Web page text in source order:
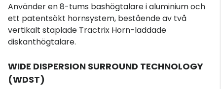
Använder en 8-tums bashögtalare i aluminium och
ett patentsökt hornsystem, bestående av två
vertikalt staplade Tractrix Horn-laddade
diskanthögtalare.
WIDE DISPERSION SURROUND TECHNOLOGY
(WDST)